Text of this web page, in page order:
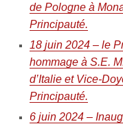
de Pologne à
Principauté.
18 juin 2024 – le
hommage à S.E.
d’Italie et Vice-
Principauté.
6 juin 2024 –